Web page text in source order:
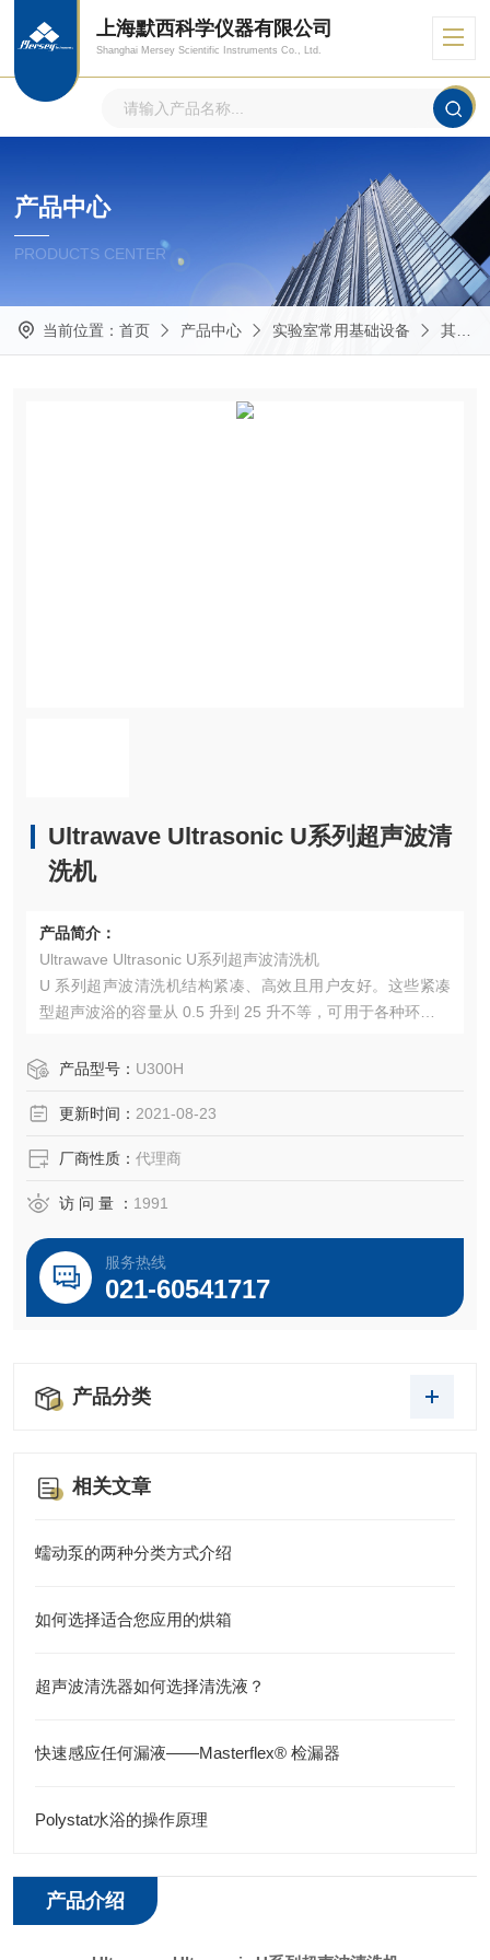
上海默西科学仪器有限公司
Shanghai Mersey Scientific Instruments Co., Ltd.
产品中心
PRODUCTS CENTER
当前位置： 首页 产品中心 实验室常用基础设备 其他实验室常用仪器设备
Ultrawave Ultrasonic U系列超声波清
洗机
产品简介：
Ultrawave Ultrasonic U系列超声波清洗机
U 系列超声波清洗机结构紧凑、高效且用户友好。这些紧凑
型超声波浴的容量从 0.5 升到 25 升不等，可用于各种环境，
产品型号： U300H
更新时间： 2021-08-23
厂商性质： 代理商
访 问 量 ： 1991
服务热线
021-60541717
产品分类
相关文章
蠕动泵的两种分类方式介绍
如何选择适合您应用的烘箱
超声波清洗器如何选择清洗液？
快速感应任何漏液——Masterflex® 检漏器
Polystat水浴的操作原理
产品介绍